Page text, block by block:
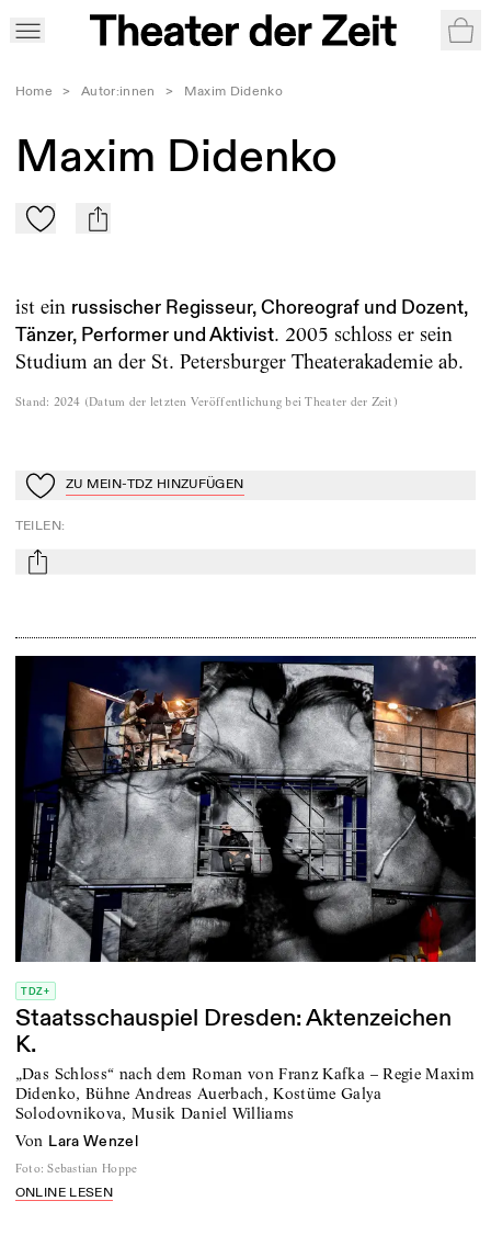
Home > Autor:innen > Maxim Didenko
Maxim Didenko
Zu Mein-TdZ hinzufügen
mail
ist ein russischer Regisseur, Choreograf und Dozent,
Tänzer, Performer und Aktivist. 2005 schloss er sein
Studium an der St. Petersburger Theaterakademie ab.
Stand: 2024 (Datum der letzten Veröffentlichung bei Theater der Zeit )
Zu Mein-TdZ hinzufügen
ZU MEIN-TDZ HINZUFÜGEN
TEILEN:
mail
TDZ+
Staatsschauspiel Dresden: Aktenzeichen
K.
„Das Schloss“ nach dem Roman von Franz Kafka – Regie Maxim
Didenko, Bühne Andreas Auerbach, Kostüme Galya
Solodovnikova, Musik Daniel Williams
von Lara Wenzel
Foto: Sebastian Hoppe
ONLINE LESEN